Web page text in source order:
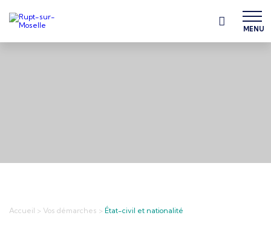
MENU
Accueil > Vos démarches > État-civil et nationalité